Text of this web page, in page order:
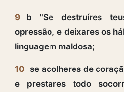
9
b "Se destruíres
opressão, e deixares os
linguagem maldosa;
10 se acolheres de
e prestares todo